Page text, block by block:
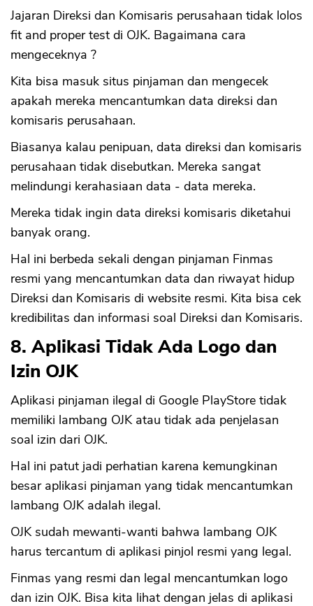
Jajaran Direksi dan Komisaris perusahaan tidak lolos
fit and proper test di OJK. Bagaimana cara
mengeceknya ?
Kita bisa masuk situs pinjaman dan mengecek
apakah mereka mencantumkan data direksi dan
komisaris perusahaan.
Biasanya kalau penipuan, data direksi dan komisaris
perusahaan tidak disebutkan. Mereka sangat
melindungi kerahasiaan data - data mereka.
Mereka tidak ingin data direksi komisaris diketahui
banyak orang.
Hal ini berbeda sekali dengan pinjaman Finmas
resmi yang mencantumkan data dan riwayat hidup
Direksi dan Komisaris di website resmi. Kita bisa cek
kredibilitas dan informasi soal Direksi dan Komisaris.
8. Aplikasi Tidak Ada Logo dan
Izin OJK
Aplikasi pinjaman ilegal di Google PlayStore tidak
memiliki lambang OJK atau tidak ada penjelasan
soal izin dari OJK.
Hal ini patut jadi perhatian karena kemungkinan
besar aplikasi pinjaman yang tidak mencantumkan
lambang OJK adalah ilegal.
OJK sudah mewanti-wanti bahwa lambang OJK
harus tercantum di aplikasi pinjol resmi yang legal.
Finmas yang resmi dan legal mencantumkan logo
dan izin OJK. Bisa kita lihat dengan jelas di aplikasi